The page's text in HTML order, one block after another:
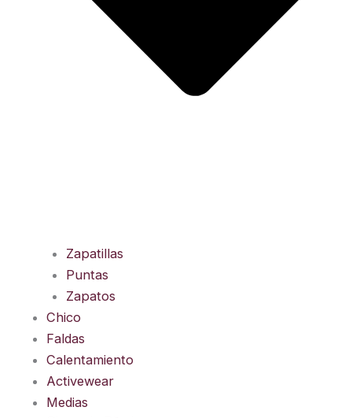
Zapatillas
Puntas
Zapatos
Chico
Faldas
Calentamiento
Activewear
Medias